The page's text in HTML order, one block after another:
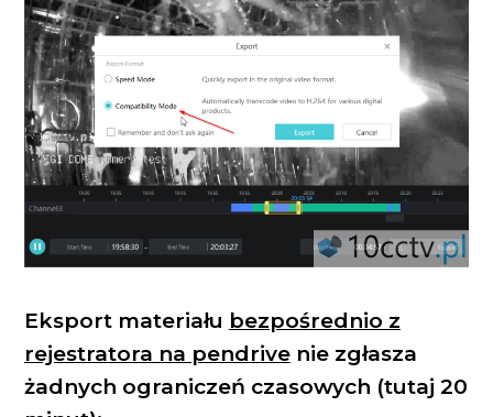
Eksport materiału bezpośrednio z
rejestratora na pendrivenie zgłasza
żadnych ograniczeń czasowych (tutaj 20